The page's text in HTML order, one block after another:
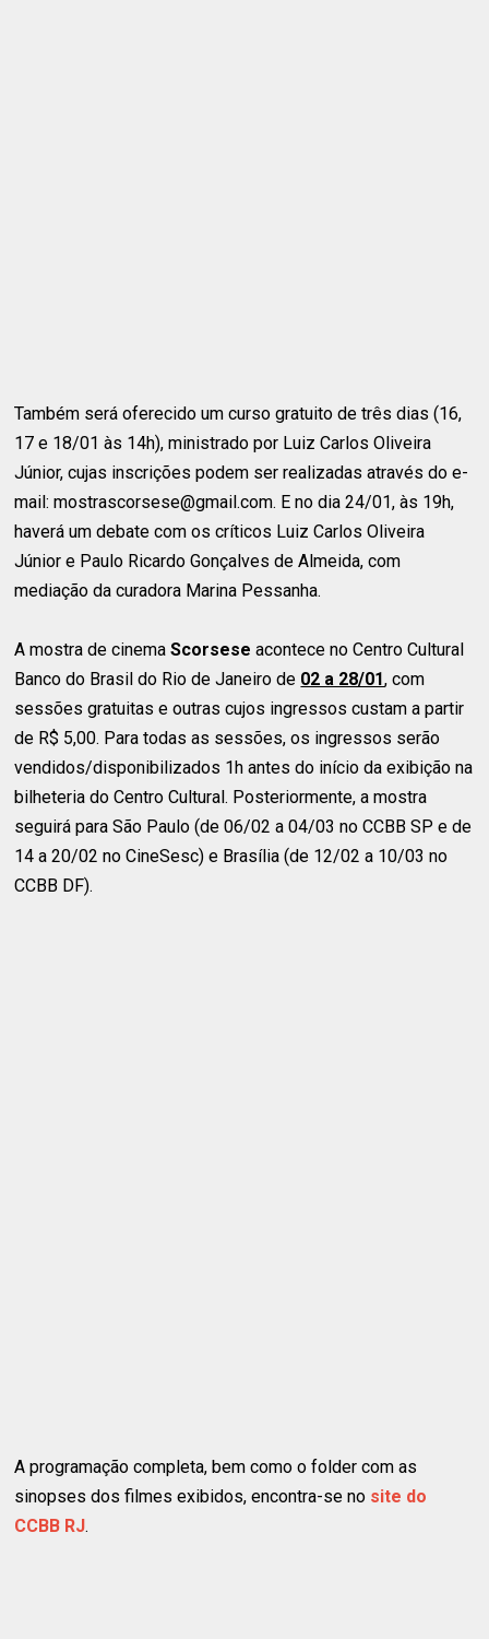
Também será oferecido um curso gratuito de três dias (16,
17 e 18/01 às 14h), ministrado por Luiz Carlos Oliveira
Júnior, cujas inscrições podem ser realizadas através do e-
mail: mostrascorsese@gmail.com. E no dia 24/01, às 19h,
haverá um debate com os críticos Luiz Carlos Oliveira
Júnior e Paulo Ricardo Gonçalves de Almeida, com
mediação da curadora Marina Pessanha.
A mostra de cinemaScorseseacontece no Centro Cultural
Banco do Brasil do Rio de Janeiro de 02 a 28/01, com
sessões gratuitas e outras cujos ingressos custam a partir
de R$ 5,00. Para todas as sessões, os ingressos serão
vendidos/disponibilizados 1h antes do início da exibição na
bilheteria do Centro Cultural. Posteriormente, a mostra
seguirá para São Paulo (de 06/02 a 04/03 no CCBB SP e de
14 a 20/02 no CineSesc) e Brasília (de 12/02 a 10/03 no
CCBB DF).
A programação completa, bem como o folder com as
sinopses dos filmes exibidos, encontra-se no site do
CCBB RJ.